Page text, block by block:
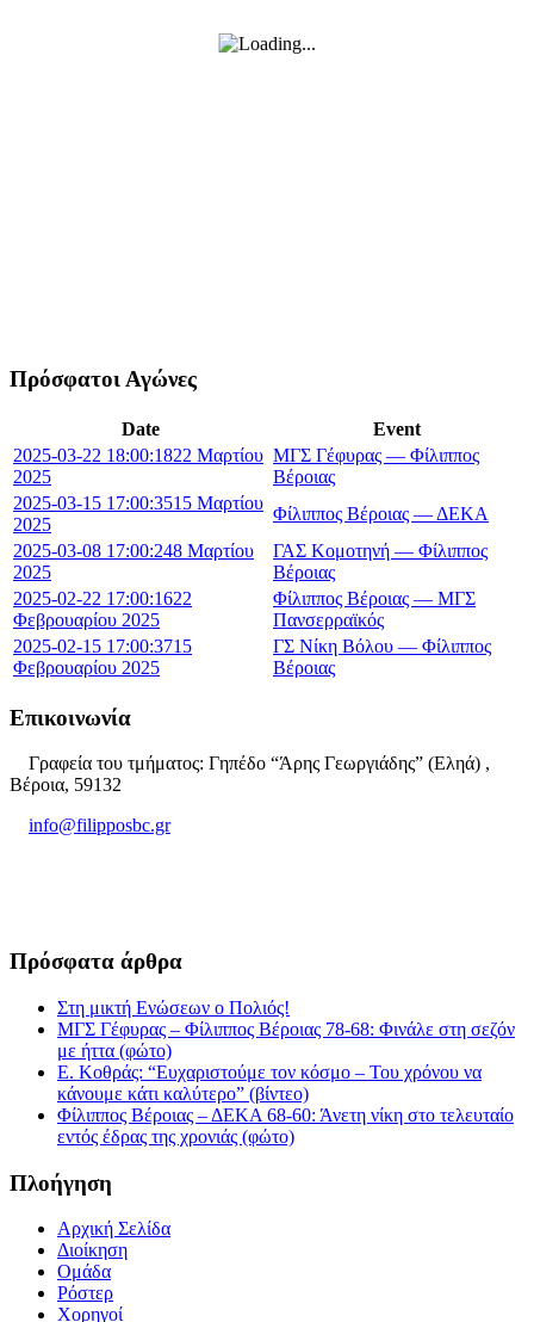
Πρόσφατοι Αγώνες
Date
Event
2025-03-22 18:00:1822 Μαρτίου
2025
ΜΓΣ Γέφυρας — Φίλιππος
Βέροιας
2025-03-15 17:00:3515 Μαρτίου
2025
Φίλιππος Βέροιας — ΔΕΚΑ
2025-03-08 17:00:248 Μαρτίου
2025
ΓΑΣ Κομοτηνή — Φίλιππος
Βέροιας
2025-02-22 17:00:1622
Φεβρουαρίου 2025
Φίλιππος Βέροιας — ΜΓΣ
Πανσερραϊκός
2025-02-15 17:00:3715
Φεβρουαρίου 2025
ΓΣ Νίκη Βόλου — Φίλιππος
Βέροιας
Επικοινωνία
Γραφεία του τμήματος: Γηπέδο “Άρης Γεωργιάδης” (Εληά) ,
Βέροια, 59132
info@filipposbc.gr
Πρόσφατα άρθρα
Στη μικτή Ενώσεων ο Πολιός!
ΜΓΣ Γέφυρας – Φίλιππος Βέροιας 78-68: Φινάλε στη σεζόν
με ήττα (φώτο)
Ε. Κοθράς: “Ευχαριστούμε τον κόσμο – Του χρόνου να
κάνουμε κάτι καλύτερο” (βίντεο)
Φίλιππος Βέροιας – ΔΕΚΑ 68-60: Άνετη νίκη στο τελευταίο
εντός έδρας της χρονιάς (φώτο)
Πλοήγηση
Αρχική Σελίδα
Διοίκηση
Ομάδα
Ρόστερ
Χορηγοί